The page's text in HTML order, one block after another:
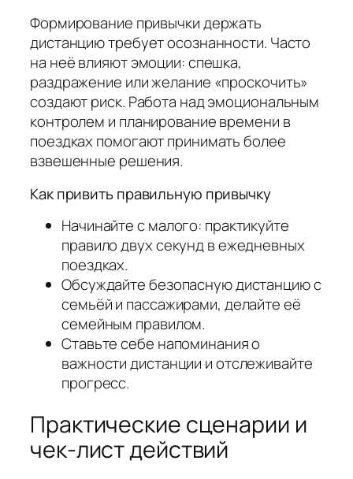
Формирование привычки держать
дистанцию требует осознанности. Часто
на неё влияют эмоции: спешка,
раздражение или желание «проскочить»
создают риск. Работа над эмоциональным
контролем и планирование времени в
поездках помогают принимать более
взвешенные решения.
Как привить правильную привычку
Начинайте с малого: практикуйте
правило двух секунд в ежедневных
поездках.
Обсуждайте безопасную дистанцию с
семьёй и пассажирами, делайте её
семейным правилом.
Ставьте себе напоминания о
важности дистанции и отслеживайте
прогресс.
Практические сценарии и
чек‑лист действий